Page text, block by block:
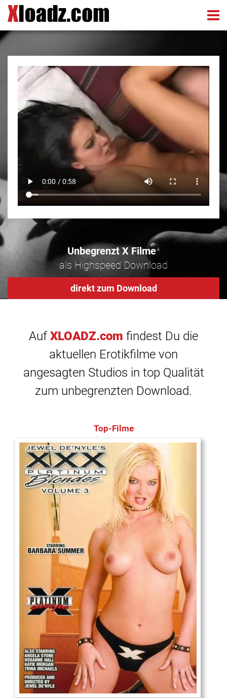
Unbegrenzt X Filme*
als Highspeed Download
direkt zum Download
Auf XLOADZ.com findest Du die
aktuellen Erotikfilme von
angesagten Studios in top Qualität
zum unbegrenzten Download.
Top-Filme